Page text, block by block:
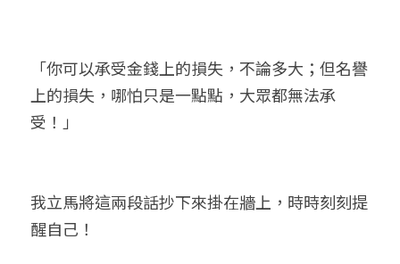
「你可以承受金錢上的損失，不論多大；但名譽
上的損失，哪怕只是一點點，大眾都無法承
受！」
我立馬將這兩段話抄下來掛在牆上，時時刻刻提
醒自己！